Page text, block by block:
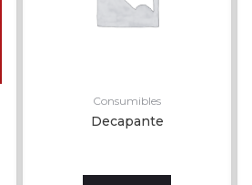
Consumibles
Decapante